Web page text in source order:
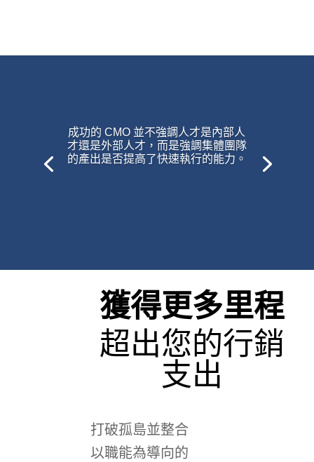
成功的 CMO 並不強調人才是內部人
才還是外部人才，而是強調集體團隊
的產出是否提高了快速執行的能力。
獲得更多里程
超出您的行銷
支出
打破孤島並整合
以職能為導向的